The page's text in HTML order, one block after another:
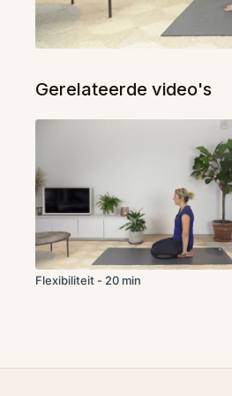
Gerelateerde video's
Flexibiliteit - 20 min